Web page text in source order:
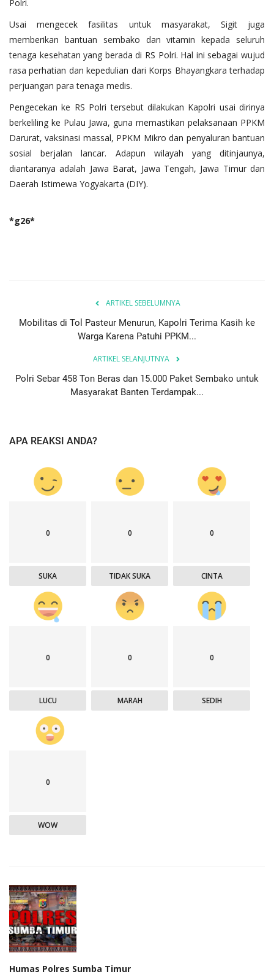
Polri.
Usai mengecek fasilitas untuk masyarakat, Sigit juga
memberikan bantuan sembako dan vitamin kepada seluruh
tenaga kesehatan yang berada di RS Polri. Hal ini sebagai wujud
rasa perhatian dan kepedulian dari Korps Bhayangkara terhadap
perjuangan para tenaga medis.
Pengecekan ke RS Polri tersebut dilakukan Kapolri usai dirinya
berkeliling ke Pulau Jawa, guna memastikan pelaksanaan PPKM
Darurat, vaksinasi massal, PPKM Mikro dan penyaluran bantuan
sosial berjalan lancar. Adapun wilayah yang ditinjaunya,
diantaranya adalah Jawa Barat, Jawa Tengah, Jawa Timur dan
Daerah Istimewa Yogyakarta (DIY).
*g26*
ARTIKEL SEBELUMNYA
Mobilitas di Tol Pasteur Menurun, Kapolri Terima Kasih ke
Warga Karena Patuhi PPKM...
ARTIKEL SELANJUTNYA
Polri Sebar 458 Ton Beras dan 15.000 Paket Sembako untuk
Masyarakat Banten Terdampak...
APA REAKSI ANDA?
0
SUKA
0
TIDAK SUKA
0
CINTA
0
LUCU
0
MARAH
0
SEDIH
0
WOW
Humas Polres Sumba Timur